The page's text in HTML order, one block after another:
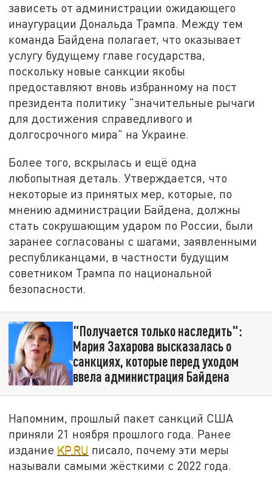
зависеть от администрации ожидающего
инаугурации Дональда Трампа. Между тем
команда Байдена полагает, что оказывает
услугу будущему главе государства,
поскольку новые санкции якобы
предоставляют вновь избранному на пост
президента политику "значительные рычаги
для достижения справедливого и
долгосрочного мира" на Украине.
Более того, вскрылась и ещё одна
любопытная деталь. Утверждается, что
некоторые из принятых мер, которые, по
мнению администрации Байдена, должны
стать сокрушающим ударом по России, были
заранее согласованы с шагами, заявленными
республиканцами, в частности будущим
советником Трампа по национальной
безопасности.
"Получается только наследить":
Мария Захарова высказалась о
санкциях, которые перед уходом
ввела администрация Байдена
Напомним, прошлый пакет санкций США
приняли 21 ноября прошлого года. Ранее
издание KP.RU писало, почему эти меры
называли самыми жёсткими с 2022 года.